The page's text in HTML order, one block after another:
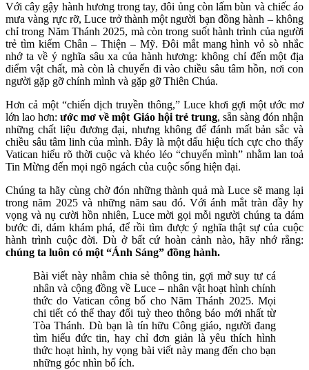
Với cây gậy hành hương trong tay, đôi ủng còn lấm bùn và chiếc áo
mưa vàng rực rỡ, Luce trở thành một người bạn đồng hành – không
chỉ trong Năm Thánh 2025, mà còn trong suốt hành trình của người
trẻ tìm kiếm Chân – Thiện – Mỹ. Đôi mắt mang hình vỏ sò nhắc
nhớ ta về ý nghĩa sâu xa của hành hương: không chỉ đến một địa
điểm vật chất, mà còn là chuyến đi vào chiều sâu tâm hồn, nơi con
người gặp gỡ chính mình và gặp gỡ Thiên Chúa.
Hơn cả một “chiến dịch truyền thông,” Luce khơi gợi một ước mơ
lớn lao hơn:ước mơ về một Giáo hội trẻ trung, sẵn sàng đón nhận
những chất liệu đương đại, nhưng không để đánh mất bản sắc và
chiều sâu tâm linh của mình. Đây là một dấu hiệu tích cực cho thấy
Vatican hiểu rõ thời cuộc và khéo léo “chuyển mình” nhằm lan toả
Tin Mừng đến mọi ngõ ngách của cuộc sống hiện đại.
Chúng ta hãy cùng chờ đón những thành quả mà Luce sẽ mang lại
trong năm 2025 và những năm sau đó. Với ánh mắt tràn đầy hy
vọng và nụ cười hồn nhiên, Luce mời gọi mỗi người chúng ta dám
bước đi, dám khám phá, để rồi tìm được ý nghĩa thật sự của cuộc
hành trình cuộc đời. Dù ở bất cứ hoàn cảnh nào, hãy nhớ rằng:
chúng ta luôn có một “Ánh Sáng” đồng hành.
Bài viết này nhằm chia sẻ thông tin, gợi mở suy tư cá
nhân và cộng đồng về Luce – nhân vật hoạt hình chính
thức do Vatican công bố cho Năm Thánh 2025. Mọi
chi tiết có thể thay đổi tuỳ theo thông báo mới nhất từ
Tòa Thánh. Dù bạn là tín hữu Công giáo, người đang
tìm hiểu đức tin, hay chỉ đơn giản là yêu thích hình
thức hoạt hình, hy vọng bài viết này mang đến cho bạn
những góc nhìn bổ ích.